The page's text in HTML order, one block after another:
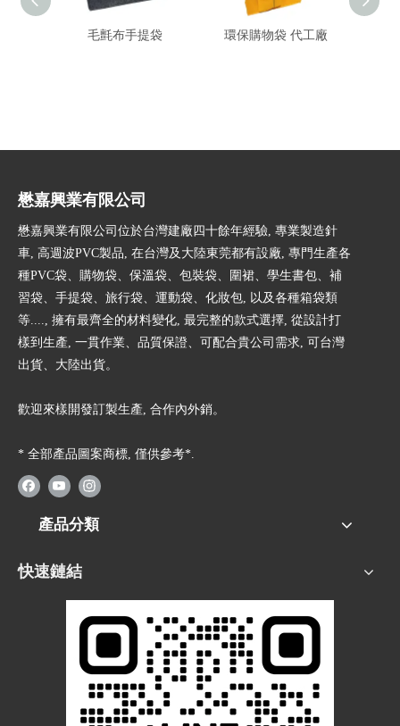
毛氈布手提袋 環保購物袋 代工廠
懋嘉興業有限公司
懋嘉興業有限公司位於台灣建廠四十餘年經驗, 專業製造針
車, 高週波PVC製品, 在台灣及大陸東莞都有設廠, 專門生產各
種PVC袋、購物袋、保溫袋、包裝袋、圍裙、學生書包、補
習袋、手提袋、旅行袋、運動袋、化妝包, 以及各種箱袋類
等...., 擁有最齊全的材料變化, 最完整的款式選擇, 從設計打
樣到生產, 一貫作業、品質保證、可配合貴公司需求, 可台灣
出貨、大陸出貨。
歡迎來樣開發訂製生產, 合作內外銷。
* 全部產品圖案商標, 僅供參考*.
產品分類
快速鏈結